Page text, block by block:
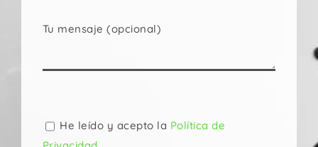
Tu mensaje (opcional)
dejaHe leído y acepto la Política de